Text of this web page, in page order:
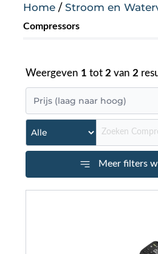
Tuin & Park
Home / Stroom en
Compressors
Weergeven 1 tot 2 van 2
Meer filters